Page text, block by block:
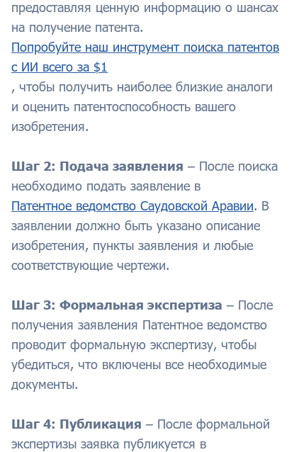
предоставляя ценную информацию о шансах
на получение патента.
Попробуйте наш инструмент поиска патентов
с ИИ всего за $1
, чтобы получить наиболее близкие аналоги
и оценить патентоспособность вашего
изобретения.
Шаг 2: Подача заявления – После поиска
необходимо подать заявление в
Патентное ведомство Саудовской Аравии. В
заявлении должно быть указано описание
изобретения, пункты заявления и любые
соответствующие чертежи.
Шаг 3: Формальная экспертиза – После
получения заявления Патентное ведомство
проводит формальную экспертизу, чтобы
убедиться, что включены все необходимые
документы.
Шаг 4: Публикация – После формальной
экспертизы заявка публикуется в